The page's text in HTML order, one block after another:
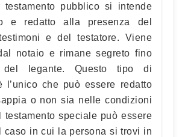
testamento pubblico si intende
e redatto alla presenza del
e del testatore. Viene
notaio e rimane segreto fino
legante. Questo tipo di
l’unico che può essere redatto
o non sia nelle condizioni
testamento speciale può essere
caso in cui la persona si trovi in